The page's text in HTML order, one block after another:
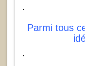
.
Parmi tous
.